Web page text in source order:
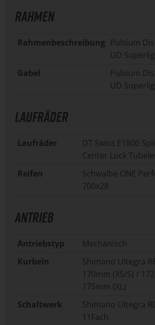
RAHMEN
Rahmenbeschreibung Pulsium
UD
Gabel
Pulsium
UD
LAUFRÄDER
Laufräder
DT Swiss E1800
Center Lock
Reifen
Schwalbe ONE
700x28
ANTRIEB
Antriebstyp
Mechanisch
Kurbeln
Shimano Ultegra
170mm (XS/S) /
175mm (XL)
Schaltwerk
Shimano Ultegra
11Fach